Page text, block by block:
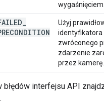
wygaśnięciem.
Użyj
identyfikatora
zwróconego
zdarzenie
przez kamerę.
błędów interfejsu API
.